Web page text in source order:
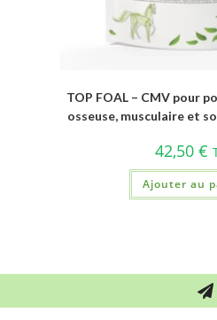
TOP FOAL – CMV pour
osseuse, musculaire et
42,50€
Ajouter au